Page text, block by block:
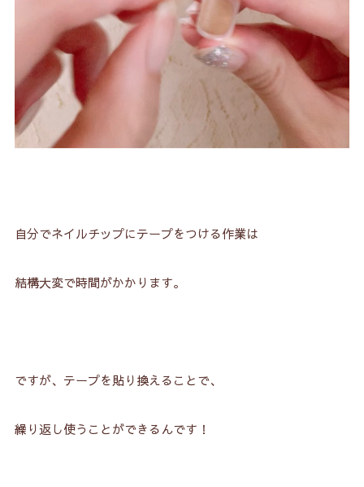
自分でネイルチップにテープをつける作業は
結構大変で時間がかかります。
ですが、テープを貼り換えることで、
繰り返し使うことができるんです！